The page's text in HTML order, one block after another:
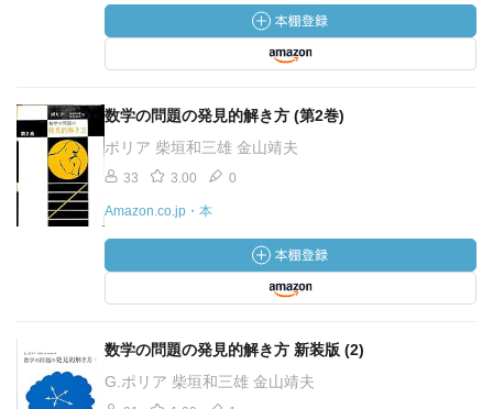
数学の問題の発見的解き方 (第2巻)
ポリア 柴垣和三雄 金山靖夫
33 3.00 0
Amazon.co.jp・本
数学の問題の発見的解き方 新装版 (2)
G.ポリア 柴垣和三雄 金山靖夫